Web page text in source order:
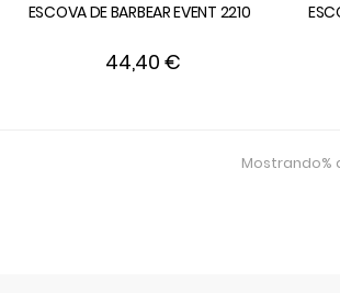
ESCOVA DE BARBEAR EVENT 2210
44,40 €
Mostrando%